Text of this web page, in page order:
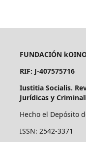
FUNDACIÓN
RIF: J-407575716
Iustitia Socialis.
Jurídicas y
Hecho el Depósito
ISSN: 2542-3371